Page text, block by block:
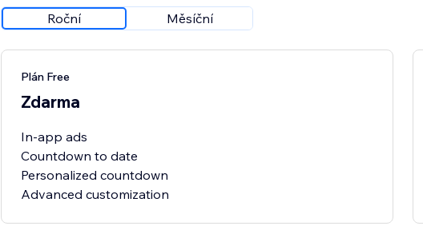
Roční Měsíční
Plán Free
Zdarma
In-app ads
Countdown to date
Personalized countdown